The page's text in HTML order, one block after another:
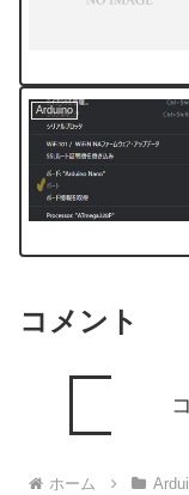
Arduino
コメント
ホーム